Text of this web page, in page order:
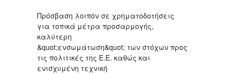
Πρόσβαση λοιπόν σε χρηματοδοτήσεις
για τοπικά μέτρα προσαρμογής,
καλύτερη
&quot;ενσωμάτωση&quot; των στόχων προς
τις πολιτικές της Ε.Ε. καθώς και
ενισχυμένη τεχνική